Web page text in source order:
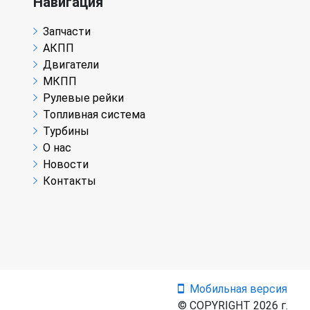
Запчасти
АКПП
Двигатели
МКПП
Рулевые рейки
Топливная система
Турбины
О нас
Новости
Контакты
Мобильная версия
© COPYRIGHT 2026 г.